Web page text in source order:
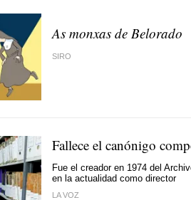
As monxas de Belorado
SIRO
Fallece el canónigo
Fue el creador en 1974 del
en la actualidad como director
LA VOZ